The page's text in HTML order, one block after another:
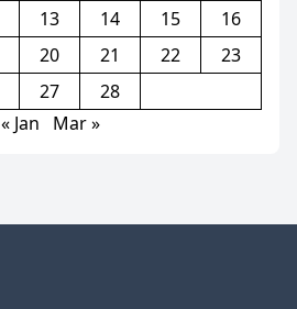
13 14 15
16
20 21 22
23
27
28
« Jan
Mar »